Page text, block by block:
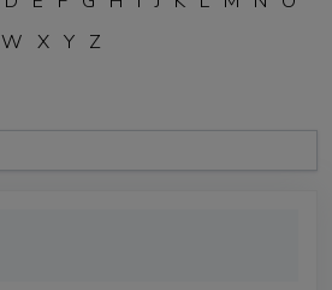
W X Y Z